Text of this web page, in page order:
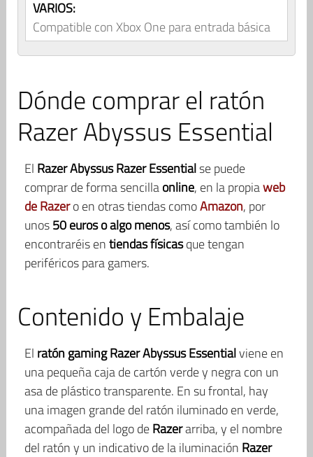
VARIOS:
Compatible con Xbox One para entrada básica
Dónde comprar el ratón
Razer Abyssus Essential
El Razer Abyssus Razer Essentialse puede
comprar de forma sencillaonline, en la propiaweb
de Razero en otras tiendas comoAmazon, por
unos50 euros o algo menos, así como también lo
encontraréis entiendas físicasque tengan
periféricos para gamers.
Contenido y Embalaje
El ratón gaming Razer Abyssus Essentialviene en
una pequeña caja de cartón verde y negra con un
asa de plástico transparente. En su frontal, hay
una imagen grande del ratón iluminado en verde,
acompañada del logo deRazerarriba, y el nombre
del ratón y un indicativo de la iluminación Razer